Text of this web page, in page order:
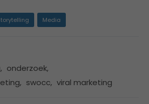
Media
, onderzoek,
, swocc, viral marketing